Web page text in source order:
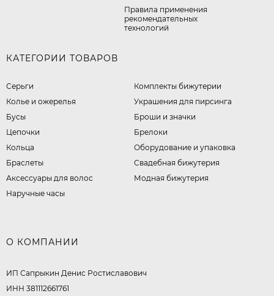
Правила применения
рекомендательных
технологий
КАТЕГОРИИ ТОВАРОВ
Серьги
Колье и ожерелья
Бусы
Цепочки
Кольца
Браслеты
Аксессуары для волос
Наручные часы
Комплекты бижутерии
Украшения для пирсинга
Броши и значки
Брелоки
Оборудование и упаковка
Свадебная бижутерия
Модная бижутерия
О КОМПАНИИ
ИП Сапрыкин Денис Ростиславович
ИНН 381112661761